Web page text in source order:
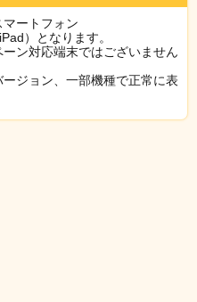
マートフォン
）となります。
ン対応端末ではございません
ジョン、一部機種で正常に表